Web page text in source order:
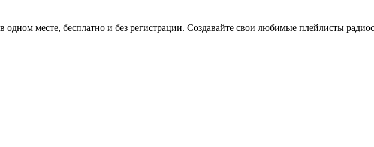
одном месте, бесплатно и без регистрации. Создавайте свои любимые плейлисты